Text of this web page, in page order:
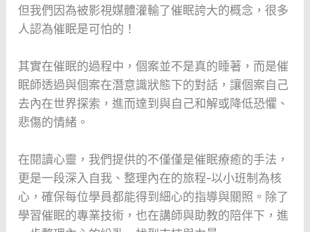
但我們因為被影視媒體灌輸了催眠誇大的概念，很多
人認為催眠是可怕的！
其實在催眠的過程中，個案並不是真的睡著，而是催
眠師透過與個案在潛意識狀態下的對話，讓個案自己
去內在世界探索，進而達到與自己和解或降低恐懼、
悲傷的情緒。
在閱讀心靈，我們提供的不僅僅是催眠療癒的手法，
更是一段深入自我、整理內在的旅程–以小班制為核
心，確保每位學員都能得到細心的指導與關照。除了
學習催眠的專業技術，也在講師與助教的陪伴下，進